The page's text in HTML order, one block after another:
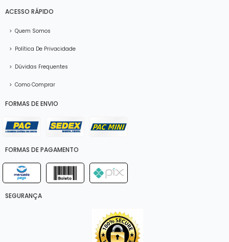
ACESSO RÁPIDO
> Quem Somos
> Política De Privacidade
> Dúvidas Frequentes
> Como Comprar
FORMAS DE ENVIO
FORMAS DE PAGAMENTO
SEGURANÇA